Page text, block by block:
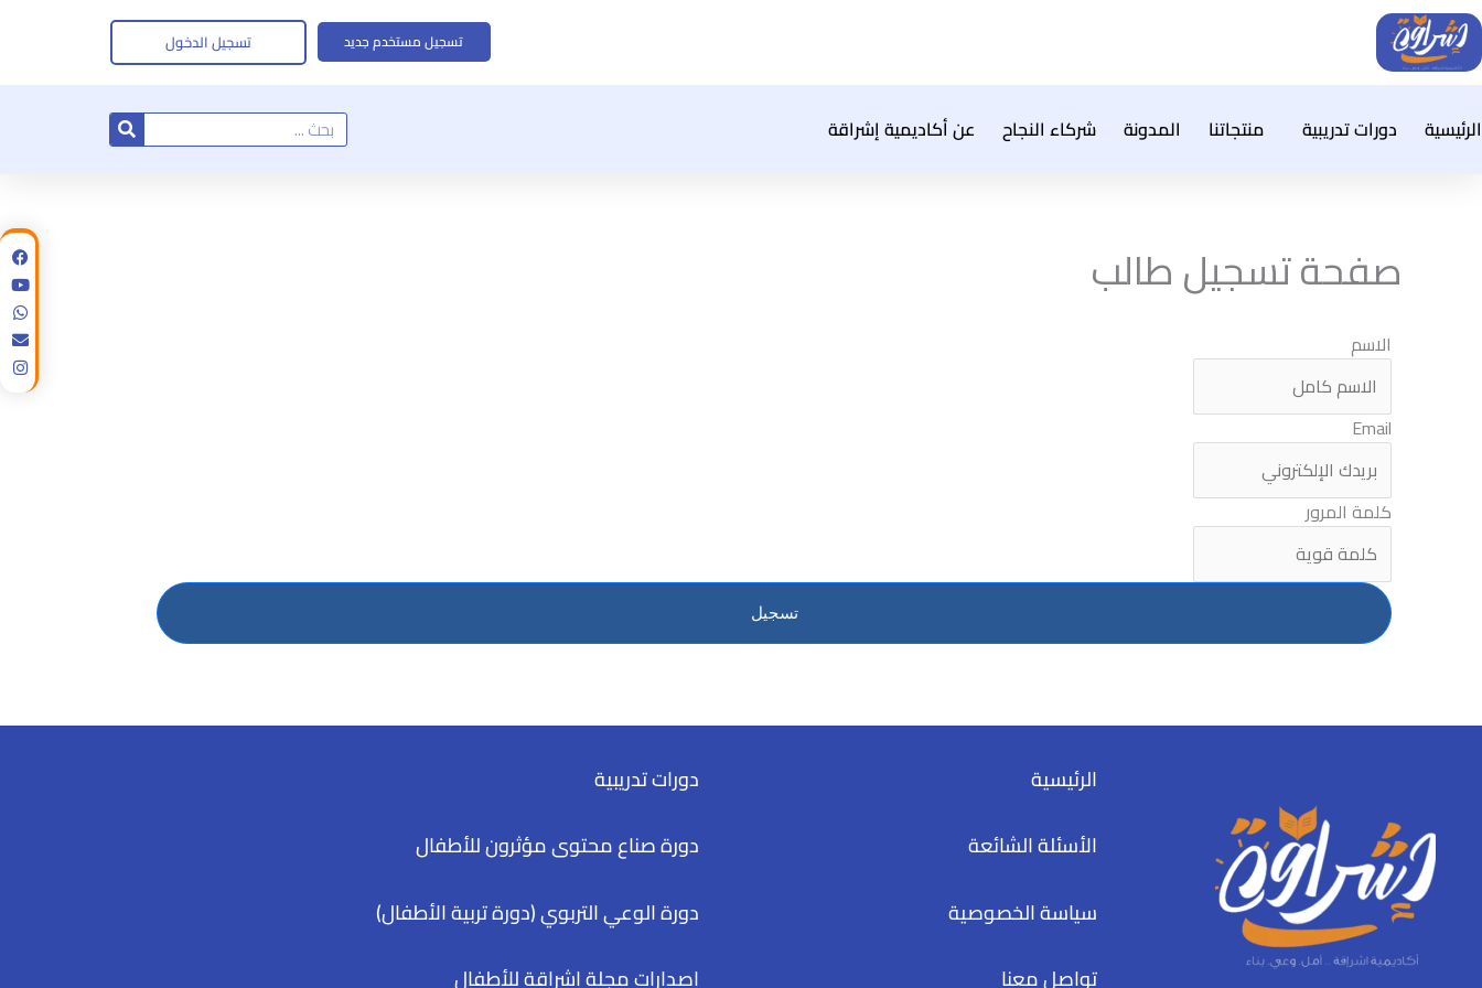
تخطي
إلى
المحتوى
تسجيل مستخدم جديد تسجيل الدخول
الرئيسية دورات تدريبية منتجاتنا المدونة شركاء النجاح عن أكاديمية إشراقة Search
صفحة تسجيل طالب
الاسم
Email
كلمة المرور
تسجيل
الرئيسية
الأسئلة الشائعة
سياسة الخصوصية
تواصل معنا
دورات تدريبية
دورة صناع محتوى مؤثرون للأطفال
دورة الوعي التربوي (دورة تربية الأطفال)
إصدارات مجلة إشراقة للأطفال